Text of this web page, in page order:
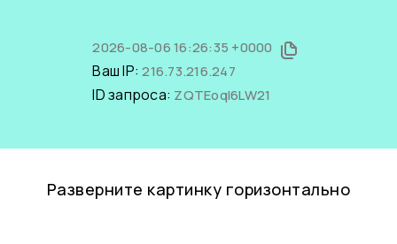
2026-08-06 16:26:35 +0000
Ваш IP:216.73.216.247
ID запроса: ZQTEoqI6LW21
Разверните картинку горизонтально